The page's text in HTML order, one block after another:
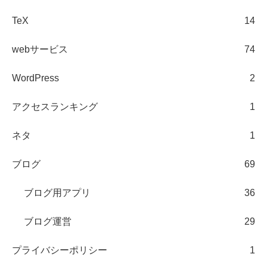
TeX 14
webサービス 74
WordPress 2
アクセスランキング 1
ネタ 1
ブログ 69
ブログ用アプリ 36
ブログ運営 29
プライバシーポリシー 1